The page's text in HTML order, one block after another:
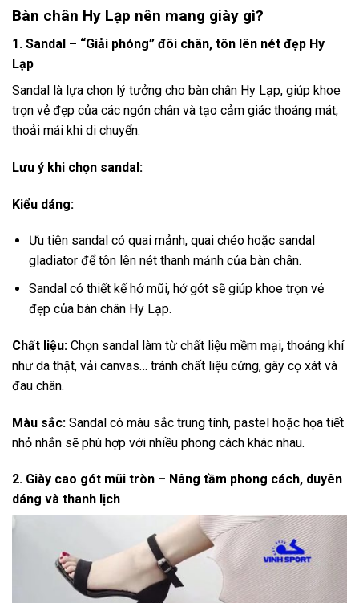
Bàn chân Hy Lạp nên mang giày gì?
1. Sandal – “Giải phóng” đôi chân, tôn lên nét đẹp Hy
Lạp
Sandal là lựa chọn lý tưởng cho bàn chân Hy Lạp, giúp khoe
trọn vẻ đẹp của các ngón chân và tạo cảm giác thoáng mát,
thoải mái khi di chuyển.
Lưu ý khi chọn sandal:
Kiểu dáng:
Ưu tiên sandal có quai mảnh, quai chéo hoặc sandal
gladiator để tôn lên nét thanh mảnh của bàn chân.
Sandal có thiết kế hở mũi, hở gót sẽ giúp khoe trọn vẻ
đẹp của bàn chân Hy Lạp.
Chất liệu: Chọn sandal làm từ chất liệu mềm mại, thoáng khí
như da thật, vải canvas… tránh chất liệu cứng, gây cọ xát và
đau chân.
Màu sắc: Sandal có màu sắc trung tính, pastel hoặc họa tiết
nhỏ nhắn sẽ phù hợp với nhiều phong cách khác nhau.
2. Giày cao gót mũi tròn – Nâng tầm phong cách, duyên
dáng và thanh lịch